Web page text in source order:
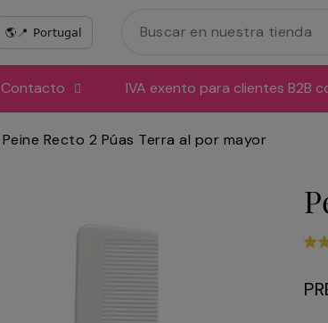
Contacto IVA exento para clientes B2B
Peine Recto 2 Púas Terra al por mayor